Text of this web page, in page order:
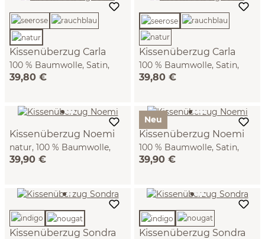
Kissenüberzug Carla
100 % Baumwolle, Satin,
GOTS (natur, 40 x 60 cm)
39,80 €
Kissenüberzug Carla
100 % Baumwolle, Satin,
GOTS (seerose, 40 x 60 cm)
39,80 €
Kissenüberzug Noemi
natur, 100 % Baumwolle,
Satin, GOTS (40 x 60 cm)
39,90 €
Neu
Kissenüberzug Noemi
100 % Baumwolle, Satin,
GOTS (nougat, 40 x 60 cm)
39,90 €
Kissenüberzug Sondra Kissenüberzug Sondra